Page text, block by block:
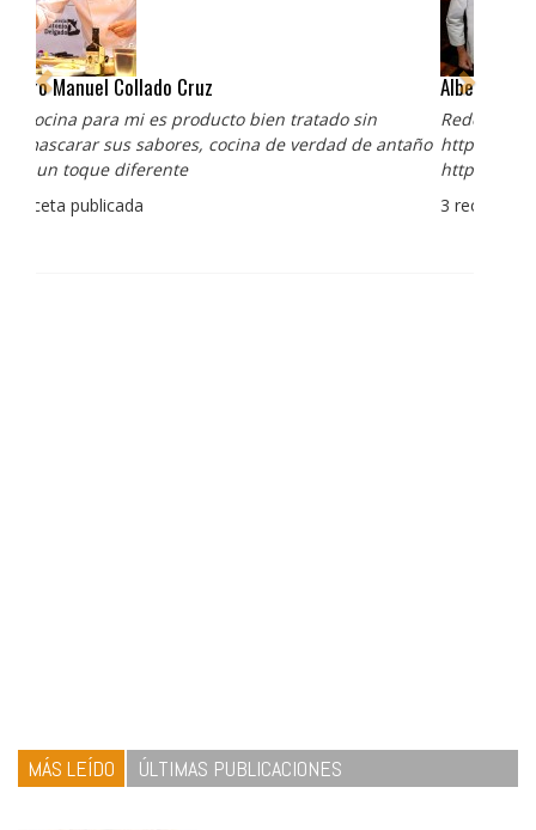
Albert Adrià
Redes sociales:
https://www.instagram.com/enigma_albertadria/
https://www.instagram.com/albertadriaprojects/
3 recetas publicadas
MÁS LEÍDO ÚLTIMAS PUBLICACIONES